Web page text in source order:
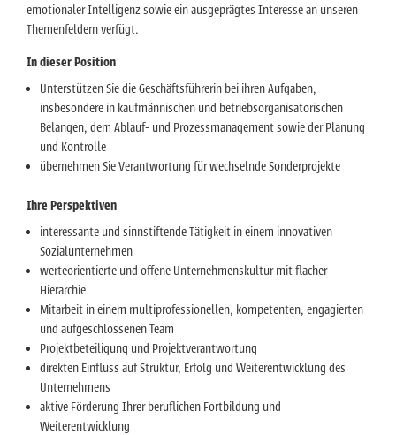
emotionaler Intelligenz sowie ein ausgeprägtes Interesse an unseren
Themenfeldern verfügt.
In dieser Position
Unterstützen Sie die Geschäftsführerin bei ihren Aufgaben,
insbesondere in kaufmännischen und betriebsorganisatorischen
Belangen, dem Ablauf- und Prozessmanagement sowie der Planung
und Kontrolle
übernehmen Sie Verantwortung für wechselnde Sonderprojekte
Ihre Perspektiven
interessante und sinnstiftende Tätigkeit in einem innovativen
Sozialunternehmen
werteorientierte und offene Unternehmenskultur mit flacher
Hierarchie
Mitarbeit in einem multiprofessionellen, kompetenten, engagierten
und aufgeschlossenen Team
Projektbeteiligung und Projektverantwortung
direkten Einfluss auf Struktur, Erfolg und Weiterentwicklung des
Unternehmens
aktive Förderung Ihrer beruflichen Fortbildung und
Weiterentwicklung